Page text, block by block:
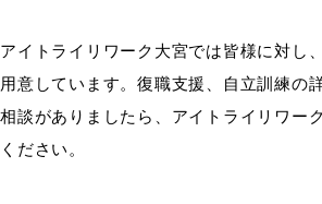
アイトライリワーク大宮では皆様に対し
用意しています。復職支援、自立訓練の
相談がありましたら、アイトライリワー
ください。